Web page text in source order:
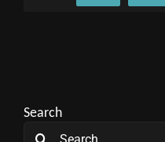
Search
Search